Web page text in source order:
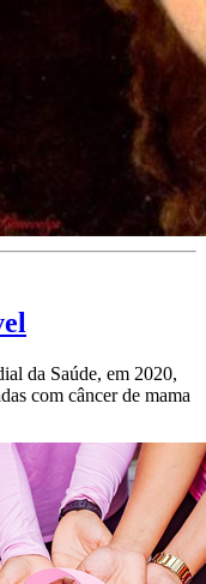
da Saúde, em 2020,
com câncer de mama